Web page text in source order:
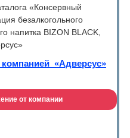
«Консервный
безалкогольного
напитка BIZON BLACK,
компанией «Адверсус»
от компании